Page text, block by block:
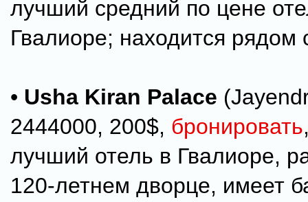
лучший средний по цене
Гвалиоре; находится рядом
• Usha Kiran Palace
2444000, 200$, бронировать
лучший отель в Гвалиоре,
120-летнем дворце, имеет